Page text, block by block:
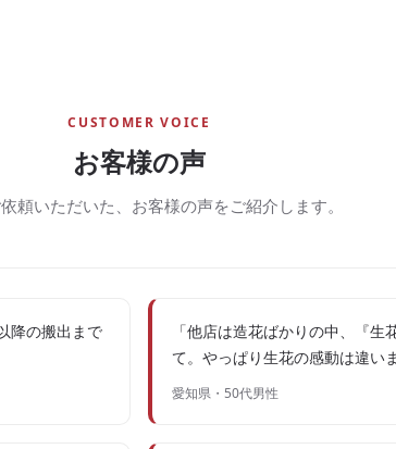
CUSTOMER VOICE
お客様の声
頼いただいた、お客様の声をご紹介します。
降の搬出まで
「他店は造花ばかりの中、『
て。やっぱり生花の感動は違い
愛知県・50代男性